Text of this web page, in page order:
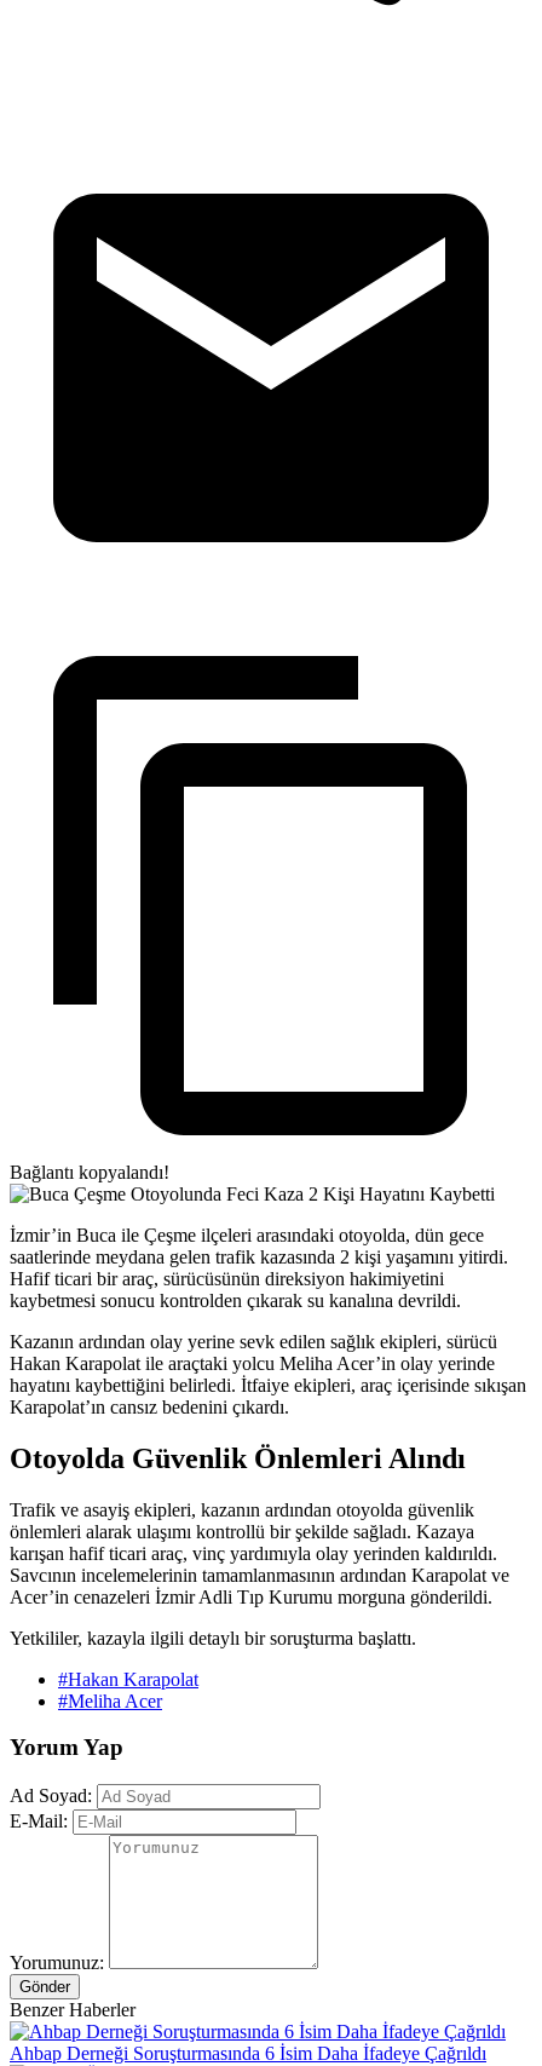
Bağlantı kopyalandı!
İzmir’in Buca ile Çeşme ilçeleri arasındaki otoyolda, dün gece
saatlerinde meydana gelen trafik kazasında 2 kişi yaşamını yitirdi.
Hafif ticari bir araç, sürücüsünün direksiyon hakimiyetini
kaybetmesi sonucu kontrolden çıkarak su kanalına devrildi.
Kazanın ardından olay yerine sevk edilen sağlık ekipleri, sürücü
Hakan Karapolat ile araçtaki yolcu Meliha Acer’in olay yerinde
hayatını kaybettiğini belirledi. İtfaiye ekipleri, araç içerisinde sıkışan
Karapolat’ın cansız bedenini çıkardı.
Otoyolda Güvenlik Önlemleri Alındı
Trafik ve asayiş ekipleri, kazanın ardından otoyolda güvenlik
önlemleri alarak ulaşımı kontrollü bir şekilde sağladı. Kazaya
karışan hafif ticari araç, vinç yardımıyla olay yerinden kaldırıldı.
Savcının incelemelerinin tamamlanmasının ardından Karapolat ve
Acer’in cenazeleri İzmir Adli Tıp Kurumu morguna gönderildi.
Yetkililer, kazayla ilgili detaylı bir soruşturma başlattı.
#Hakan Karapolat
#Meliha Acer
Yorum Yap
Ad Soyad:
E-Mail:
Yorumunuz:
Gönder
Benzer Haberler
Ahbap Derneği Soruşturmasında 6 İsim Daha İfadeye Çağrıldı